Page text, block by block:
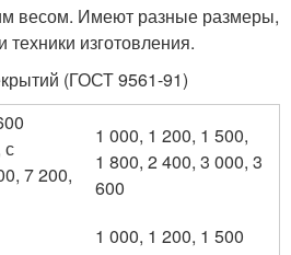
весом. Имеют разные размеры,
техники изготовления.
(ГОСТ 9561-91)
с
7 200,
1 000, 1 200, 1 500,
1 800, 2 400, 3 000, 3
600
1 000, 1 200, 1 500